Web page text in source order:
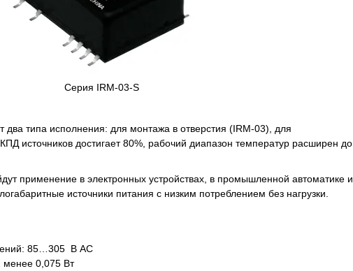
Серия IRM-03-S
два типа исполнения: для монтажа в отверстия (IRM-03), для
источников достигает 80%, рабочий диапазон температур расширен до
применение в электронных устройствах, в промышленной автоматике и
источники питания с низким потреблением без нагрузки.
85…305 В AC
менее 0,075 Вт